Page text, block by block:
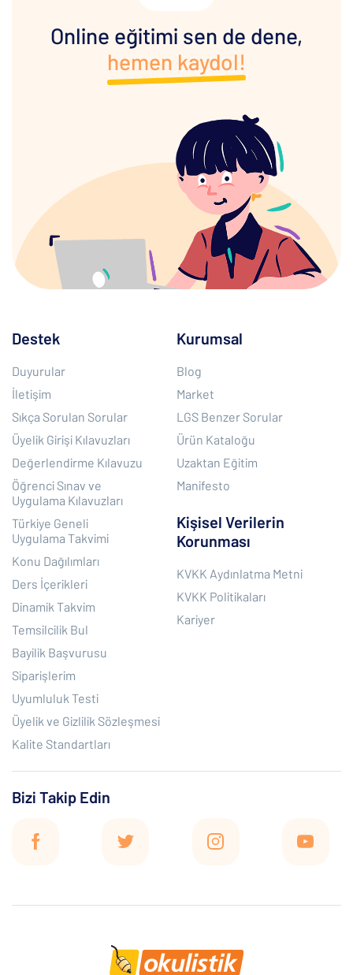
Online eğitimi sen de dene,
hemen kaydol!
Destek
Duyurular
İletişim
Sıkça Sorulan Sorular
Üyelik Girişi Kılavuzları
Değerlendirme Kılavuzu
Öğrenci Sınav ve
Uygulama Kılavuzları
Türkiye Geneli
Uygulama Takvimi
Konu Dağılımları
Ders İçerikleri
Dinamik Takvim
Temsilcilik Bul
Bayilik Başvurusu
Siparişlerim
Uyumluluk Testi
Üyelik ve Gizlilik Sözleşmesi
Kalite Standartları
Kurumsal
Blog
Market
LGS Benzer Sorular
Ürün Kataloğu
Uzaktan Eğitim
Manifesto
Kişisel Verilerin
Korunması
KVKK Aydınlatma Metni
KVKK Politikaları
Kariyer
Bizi Takip Edin